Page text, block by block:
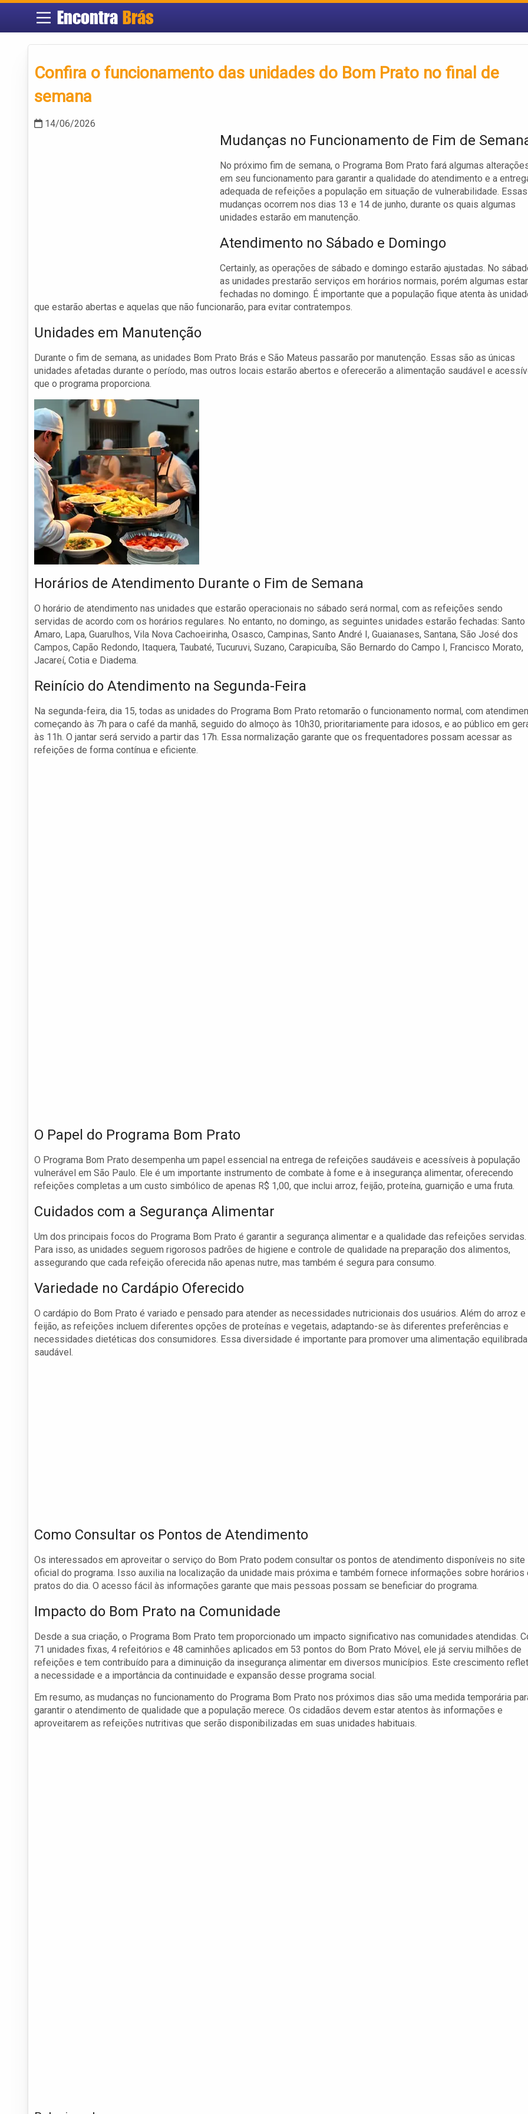
EncontraBrás
Confira o funcionamento das unidades do Bom Prato no final de
semana
14/06/2026
Mudanças no Funcionamento de Fim de
No próximo fim de semana, o Programa Bom Prato fará algumas
em seu funcionamento para garantir a qualidade do atendimento e a
adequada de refeições a população em situação de vulnerabilidade. Essas
mudanças ocorrem nos dias 13 e 14 de junho, durante os quais algumas
unidades estarão em manutenção.
Atendimento no Sábado e Domingo
Certainly, as operações de sábado e domingo estarão ajustadas. No
as unidades prestarão serviços em horários normais, porém algumas
fechadas no domingo. É importante que a população fique atenta às
que estarão abertas e aquelas que não funcionarão, para evitar contratempos.
Unidades em Manutenção
Durante o fim de semana, as unidades Bom Prato Brás e São Mateus passarão por manutenção. Essas são as únicas
unidades afetadas durante o período, mas outros locais estarão abertos e oferecerão a alimentação saudável e
que o programa proporciona.
Horários de Atendimento Durante o Fim de Semana
O horário de atendimento nas unidades que estarão operacionais no sábado será normal, com as refeições sendo
servidas de acordo com os horários regulares. No entanto, no domingo, as seguintes unidades estarão fechadas: Santo
Amaro, Lapa, Guarulhos, Vila Nova Cachoeirinha, Osasco, Campinas, Santo André I, Guaianases, Santana, São José dos
Campos, Capão Redondo, Itaquera, Taubaté, Tucuruvi, Suzano, Carapicuíba, São Bernardo do Campo I, Francisco Morato,
Jacareí, Cotia e Diadema.
Reinício do Atendimento na Segunda-Feira
Na segunda-feira, dia 15, todas as unidades do Programa Bom Prato retomarão o funcionamento normal, com
começando às 7h para o café da manhã, seguido do almoço às 10h30, prioritariamente para idosos, e ao público em
às 11h. O jantar será servido a partir das 17h. Essa normalização garante que os frequentadores possam acessar as
refeições de forma contínua e eficiente.
O Papel do Programa Bom Prato
O Programa Bom Prato desempenha um papel essencial na entrega de refeições saudáveis e acessíveis à população
vulnerável em São Paulo. Ele é um importante instrumento de combate à fome e à insegurança alimentar, oferecendo
refeições completas a um custo simbólico de apenas R$ 1,00, que inclui arroz, feijão, proteína, guarnição e uma fruta.
Cuidados com a Segurança Alimentar
Um dos principais focos do Programa Bom Prato é garantir a segurança alimentar e a qualidade das refeições servidas.
Para isso, as unidades seguem rigorosos padrões de higiene e controle de qualidade na preparação dos alimentos,
assegurando que cada refeição oferecida não apenas nutre, mas também é segura para consumo.
Variedade no Cardápio Oferecido
O cardápio do Bom Prato é variado e pensado para atender as necessidades nutricionais dos usuários. Além do arroz e
feijão, as refeições incluem diferentes opções de proteínas e vegetais, adaptando-se às diferentes preferências e
necessidades dietéticas dos consumidores. Essa diversidade é importante para promover uma alimentação
saudável.
Como Consultar os Pontos de Atendimento
Os interessados em aproveitar o serviço do Bom Prato podem consultar os pontos de atendimento disponíveis no site
oficial do programa. Isso auxilia na localização da unidade mais próxima e também fornece informações sobre horários
pratos do dia. O acesso fácil às informações garante que mais pessoas possam se beneficiar do programa.
Impacto do Bom Prato na Comunidade
Desde a sua criação, o Programa Bom Prato tem proporcionado um impacto significativo nas comunidades atendidas.
71 unidades fixas, 4 refeitórios e 48 caminhões aplicados em 53 pontos do Bom Prato Móvel, ele já serviu milhões de
refeições e tem contribuído para a diminuição da insegurança alimentar em diversos municípios. Este crescimento
a necessidade e a importância da continuidade e expansão desse programa social.
Em resumo, as mudanças no funcionamento do Programa Bom Prato nos próximos dias são uma medida temporária
garantir o atendimento de qualidade que a população merece. Os cidadãos devem estar atentos às informações e
aproveitarem as refeições nutritivas que serão disponibilizadas em suas unidades habituais.